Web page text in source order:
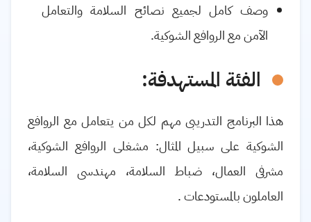
وصف كامل لجميع نصائح السلامة والتعامل
الآمن مع الروافع الشوكية.
الفئة المستهدفة:
هذا البرنامج التدريبى مهم لكل من يتعامل مع الروافع
الشوكية على سبيل المثال: مشغلى الروافع الشوكية،
مشرفى العمال، ضباط السلامة، مهندسى السلامة،
العاملون بالمستودعات.